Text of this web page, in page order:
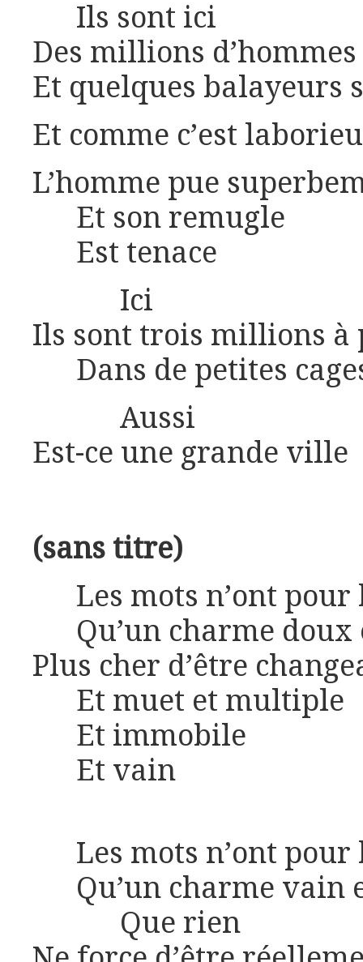
Ils sont ici
Des millions d’hommes
Et quelques balayeurs
Et comme c’est
L’homme pue
Et son remugle
Est tenace
Ici
Ils sont trois millions à
Dans de petites
Aussi
Est-ce une grande ville
(sans titre)
Les mots n’ont pour
Qu’un charme doux
Plus cher d’être
Et muet et multiple
Et immobile
Et vain
Les mots n’ont pour
Qu’un charme vain
Que rien